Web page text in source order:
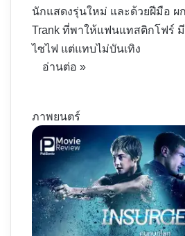
นักแสดงรุ่นใหม่ และด้วยฝีมือ ผ
Trank ที่พาให้แฟนแทสติกโฟร์
ไซไฟ แต่แทบไม่บันเทิง
อ่านต่อ »
ภาพยนตร์